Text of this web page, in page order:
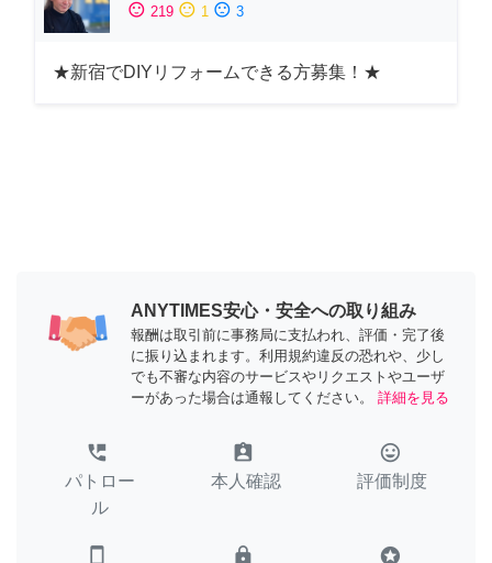
sentiment_satisfied 219 sentiment_neutral 1 sentiment_dissatisfied 3
★新宿でDIYリフォームできる方募集！★
ANYTIMES安心・安全への取り組み
報酬は取引前に事務局に支払われ、評価・完了後
に振り込まれます。利用規約違反の恐れや、少し
でも不審な内容のサービスやリクエストやユーザ
ーがあった場合は通報してください。
詳細を見る
perm_phone_msg
パトロー
ル
assignment_ind
本人確認
tag_faces
評価制度
smartphone lock stars